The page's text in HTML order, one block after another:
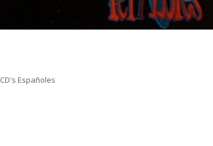
CD's Españoles